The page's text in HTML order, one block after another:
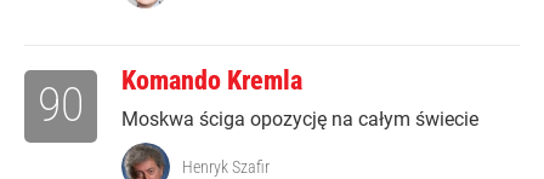
Komando Kremla
Moskwa ściga opozycję na całym świecie
90
Henryk Szafir